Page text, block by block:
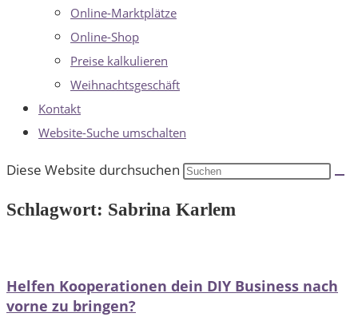
Online-Marktplätze
Online-Shop
Preise kalkulieren
Weihnachtsgeschäft
Kontakt
Website-Suche umschalten
Diese Website durchsuchen
Schlagwort: Sabrina Karlem
Helfen Kooperationen dein DIY Business nach
vorne zu bringen?